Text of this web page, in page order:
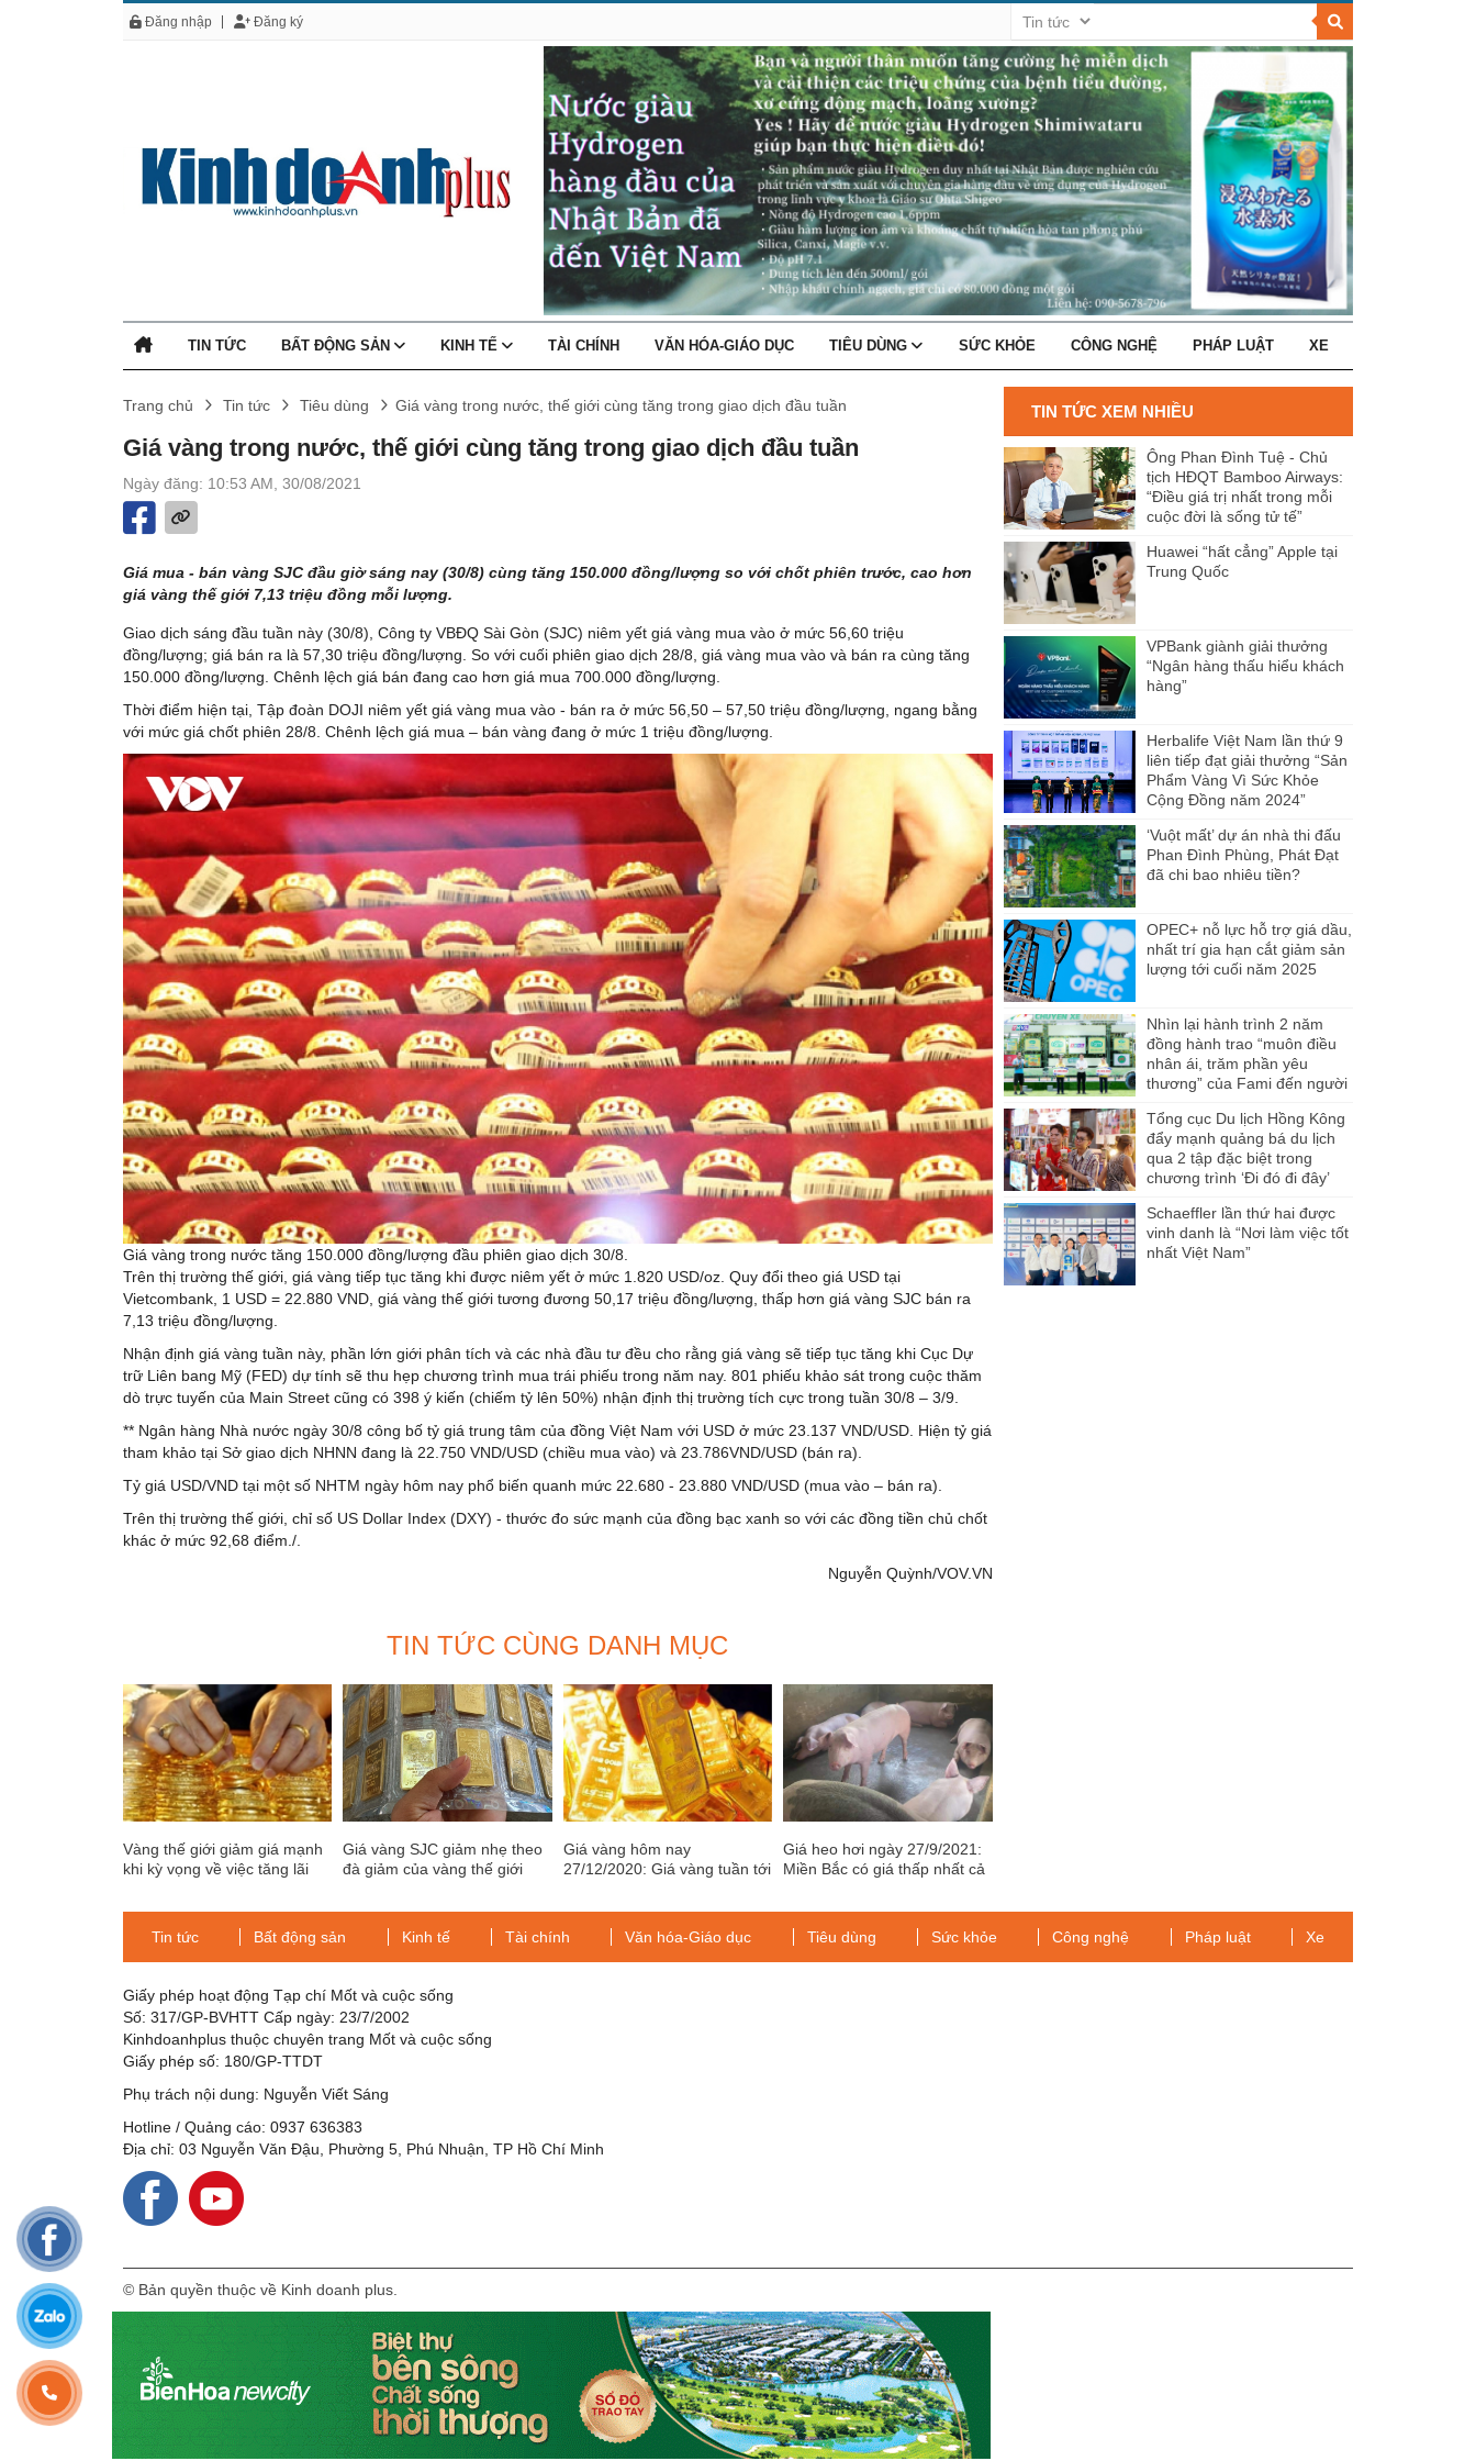
Đăng nhập Đăng ký
TIN TỨC BẤT ĐỘNG SẢN KINH TẾ TÀI CHÍNH VĂN HÓA-GIÁO DỤC TIÊU DÙNG SỨC KHỎE CÔNG NGHỆ PHÁP LUẬT XE
Trang chủ Tin tức Tiêu dùng Giá vàng trong nước, thế giới cùng tăng trong giao dịch đầu tuần
Giá vàng trong nước, thế giới cùng tăng trong giao dịch đầu tuần
Ngày đăng: 10:53 AM, 30/08/2021
Giá mua - bán vàng SJC đầu giờ sáng nay (30/8) cùng tăng 150.000 đồng/lượng so với chốt phiên trước, cao hơn
giá vàng thế giới 7,13 triệu đồng mỗi lượng.
Giao dịch sáng đầu tuần này (30/8), Công ty VBĐQ Sài Gòn (SJC) niêm yết giá vàng mua vào ở mức 56,60 triệu
đồng/lượng; giá bán ra là 57,30 triệu đồng/lượng. So với cuối phiên giao dịch 28/8, giá vàng mua vào và bán ra cùng tăng
150.000 đồng/lượng. Chênh lệch giá bán đang cao hơn giá mua 700.000 đồng/lượng.
Thời điểm hiện tại, Tập đoàn DOJI niêm yết giá vàng mua vào - bán ra ở mức 56,50 – 57,50 triệu đồng/lượng, ngang bằng
với mức giá chốt phiên 28/8. Chênh lệch giá mua – bán vàng đang ở mức 1 triệu đồng/lượng.
Giá vàng trong nước tăng 150.000 đồng/lượng đầu phiên giao dịch 30/8.
Trên thị trường thế giới, giá vàng tiếp tục tăng khi được niêm yết ở mức 1.820 USD/oz. Quy đổi theo giá USD tại
Vietcombank, 1 USD = 22.880 VND, giá vàng thế giới tương đương 50,17 triệu đồng/lượng, thấp hơn giá vàng SJC bán ra
7,13 triệu đồng/lượng.
Nhận định giá vàng tuần này, phần lớn giới phân tích và các nhà đầu tư đều cho rằng giá vàng sẽ tiếp tục tăng khi Cục Dự
trữ Liên bang Mỹ (FED) dự tính sẽ thu hẹp chương trình mua trái phiếu trong năm nay. 801 phiếu khảo sát trong cuộc thăm
dò trực tuyến của Main Street cũng có 398 ý kiến (chiếm tỷ lên 50%) nhận định thị trường tích cực trong tuần 30/8 – 3/9.
** Ngân hàng Nhà nước ngày 30/8 công bố tỷ giá trung tâm của đồng Việt Nam với USD ở mức 23.137 VND/USD. Hiện tỷ giá
tham khảo tại Sở giao dịch NHNN đang là 22.750 VND/USD (chiều mua vào) và 23.786VND/USD (bán ra).
Tỷ giá USD/VND tại một số NHTM ngày hôm nay phổ biến quanh mức 22.680 - 23.880 VND/USD (mua vào – bán ra).
Trên thị trường thế giới, chỉ số US Dollar Index (DXY) - thước đo sức mạnh của đồng bạc xanh so với các đồng tiền chủ chốt
khác ở mức 92,68 điểm./.
Nguyễn Quỳnh/VOV.VN
TIN TỨC CÙNG DANH MỤC
Vàng thế giới giảm giá mạnh
khi kỳ vọng về việc tăng lãi
nhưng giá vàng trong nước
giảm không đáng kể, hiện
vẫn trên 70 tri
Giá vàng SJC giảm nhẹ theo
đà giảm của vàng thế giới
Giá vàng hôm nay
27/12/2020: Giá vàng tuần tới
Giá heo hơi ngày 27/9/2021:
Miền Bắc có giá thấp nhất cả
TIN TỨC XEM NHIỀU
Ông Phan Đình Tuệ - Chủ
tịch HĐQT Bamboo Airways:
“Điều giá trị nhất trong mỗi
cuộc đời là sống tử tế”
Huawei “hất cẳng” Apple tại
Trung Quốc
VPBank giành giải thưởng
“Ngân hàng thấu hiểu khách
hàng”
Herbalife Việt Nam lần thứ 9
liên tiếp đạt giải thưởng “Sản
Phẩm Vàng Vì Sức Khỏe
Cộng Đồng năm 2024”
‘Vuột mất’ dự án nhà thi đấu
Phan Đình Phùng, Phát Đạt
đã chi bao nhiêu tiền?
OPEC+ nỗ lực hỗ trợ giá dầu,
nhất trí gia hạn cắt giảm sản
lượng tới cuối năm 2025
Nhìn lại hành trình 2 năm
đồng hành trao “muôn điều
nhân ái, trăm phần yêu
thương” của Fami đến người
Tổng cục Du lịch Hồng Kông
đẩy mạnh quảng bá du lịch
qua 2 tập đặc biệt trong
chương trình ‘Đi đó đi đây’
Schaeffler lần thứ hai được
vinh danh là “Nơi làm việc tốt
nhất Việt Nam”
Tin tức Bất động sản Kinh tế Tài chính Văn hóa-Giáo dục Tiêu dùng Sức khỏe Công nghệ Pháp luật Xe
Giấy phép hoạt động Tạp chí Mốt và cuộc sống
Số: 317/GP-BVHTT Cấp ngày: 23/7/2002
Kinhdoanhplus thuộc chuyên trang Mốt và cuộc sống
Giấy phép số: 180/GP-TTDT
Phụ trách nội dung: Nguyễn Viết Sáng
Hotline / Quảng cáo: 0937 636383
Địa chỉ: 03 Nguyễn Văn Đậu, Phường 5, Phú Nhuận, TP Hồ Chí Minh
© Bản quyền thuộc về Kinh doanh plus.